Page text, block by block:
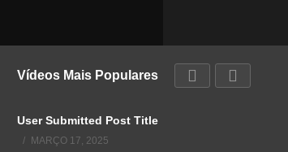
Vídeos Mais Populares
User Submitted Post Title
MARÇO 17, 2025